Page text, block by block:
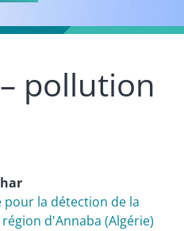
pollution
la détection de la
d'Annaba (Algérie)